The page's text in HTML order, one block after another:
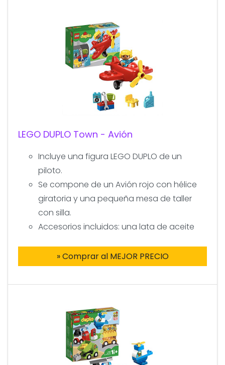
LEGO DUPLO Town - Avión
Incluye una figura LEGO DUPLO de un
piloto.
Se compone de un Avión rojo con hélice
giratoria y una pequeña mesa de taller
con silla.
Accesorios incluidos: una lata de aceite
» Comprar al MEJOR PRECIO